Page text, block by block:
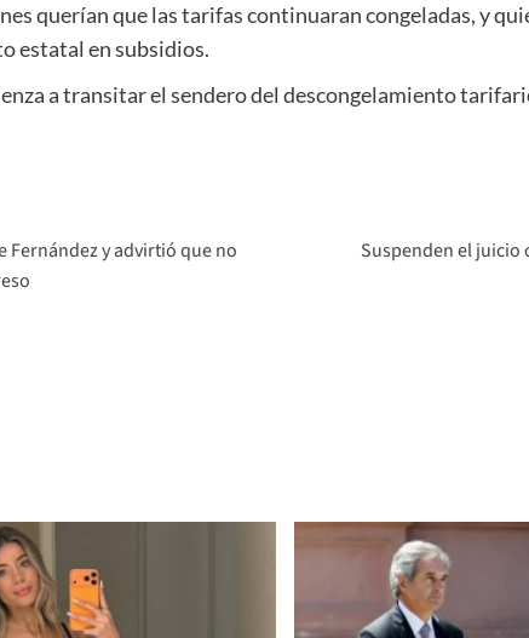
querían que las tarifas continuaran congeladas, y
estatal en subsidios.
a transitar el sendero del descongelamiento
Fernández y advirtió que no
Suspenden el juicio